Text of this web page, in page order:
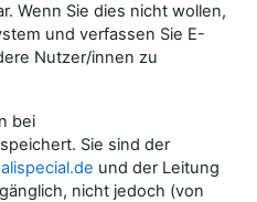
Wenn Sie dies nicht wollen,
und verfassen Sie E-
Nutzer/innen zu
bei
Sie sind der
und der Leitung
nicht jedoch (von